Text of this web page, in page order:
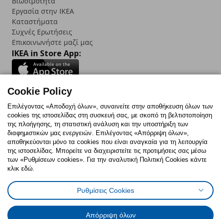
Εργασία στην IKEA
Καταστήματα
Συχνές Ερωτήσεις
Επικοινωνήστε μαζί μας
IKEA in Store App:
Follow us:
FacebookInstagram
TikTokYoutubePinterestTwitter
Πολιτική CookiesΔήλωση ψηφιακής προσβασιμότητας
Ρυθμίσεις cookiesΌροι Χρήσης
Γενική Πολιτική Προσωπικών Δεδομένων
Πολιτική Προσωπικών Δεδομένων για ΙΚΕΑ.gr
Cookie Policy
Επιλέγοντας «Αποδοχή όλων», συναινείτε στην αποθήκευση όλων των
cookies της ιστοσελίδας στη συσκευή σας, με σκοπό τη βελτιστοποίηση
της πλοήγησης, τη στατιστική ανάλυση και την υποστήριξη των
διαφημιστικών μας ενεργειών. Επιλέγοντας «Απόρριψη όλων»,
αποθηκεύονται μόνο τα cookies που είναι αναγκαία για τη λειτουργία
της ιστοσελίδας. Μπορείτε να διαχειριστείτε τις προτιμήσεις σας μέσω
των «Ρυθμίσεων cookies». Για την αναλυτική Πολιτική Cookies κάντε
κλικ εδώ.
Ρυθμίσεις Cookies
Απόρριψη όλων